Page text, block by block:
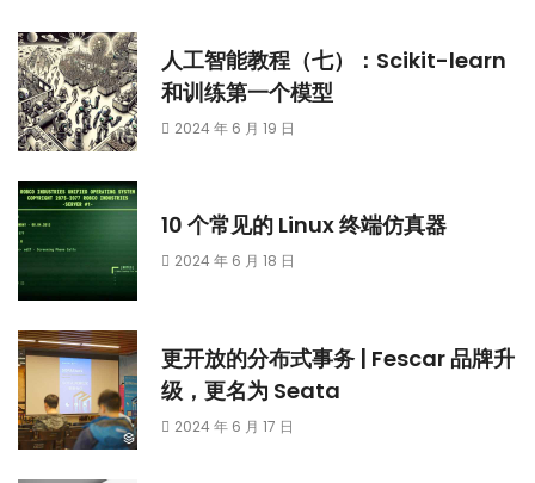
人工智能教程（七）：Scikit-learn
和训练第一个模型
2024 年 6 月 19 日
10 个常见的 Linux 终端仿真器
2024 年 6 月 18 日
更开放的分布式事务 | Fescar 品牌升
级，更名为 Seata
2024 年 6 月 17 日